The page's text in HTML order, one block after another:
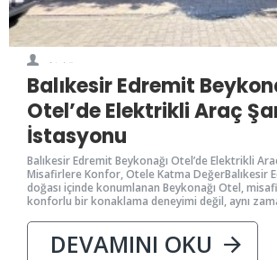
Balıkesir Edremit
Otel’de Elektrikli Araç
İstasyonu
Balıkesir Edremit Beykonağı Otel’de Elektrikli
Misafirlere Konfor, Otele Katma DeğerBalıkesir
doğası içinde konumlanan Beykonağı Otel,
konforlu bir konaklama deneyimi değil, aynı
DEVAMINI OKU